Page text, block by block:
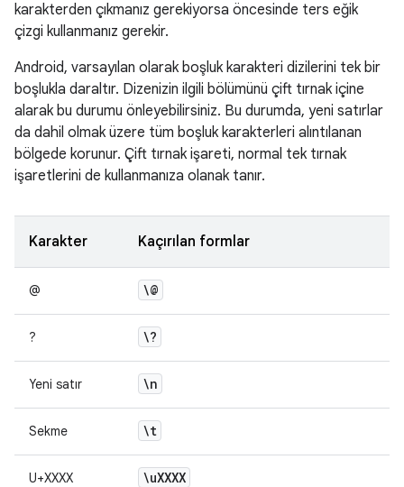
karakterden çıkmanız gerekiyorsa öncesinde ters eğik
çizgi kullanmanız gerekir.
Android, varsayılan olarak boşluk karakteri dizilerini tek bir
boşlukla daraltır. Dizenizin ilgili bölümünü çift tırnak içine
alarak bu durumu önleyebilirsiniz. Bu durumda, yeni satırlar
da dahil olmak üzere tüm boşluk karakterleri alıntılanan
bölgede korunur. Çift tırnak işareti, normal tek tırnak
işaretlerini de kullanmanıza olanak tanır.
Karakter Kaçırılan formlar
@ \@
? \?
Yeni satır \n
Sekme \t
U+XXXX
\uXXXX